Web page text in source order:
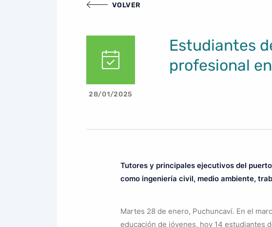
VOLVER
28/01/2025
Estudiantes
profesional
Tutores y principales ejecutivos del
como ingeniería civil, medio ambiente,
Martes 28 de enero, Puchuncaví. En el
educación de jóvenes, hoy 14 estudiantes